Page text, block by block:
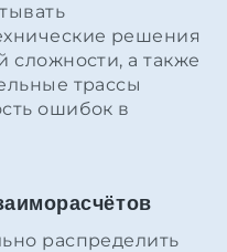
решения
сложности, а также
трассы
ошибок в
распределить